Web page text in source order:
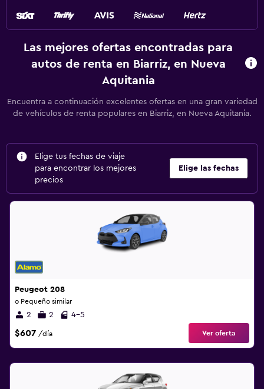
Las mejores ofertas encontradas para
autos de renta en Biarriz, en Nueva
Aquitania
Encuentra a continuación excelentes ofertas en una gran variedad
de vehículos de renta populares en Biarriz, en Nueva Aquitania.
Elige tus fechas de viaje
para encontrar los mejores
precios
Elige las fechas
Peugeot 208
o Pequeño similar
2 2 4-5
$607 /día Ver oferta